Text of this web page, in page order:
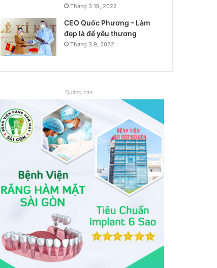
Tháng 3 19, 2022
CEO Quốc Phương – Làm
đẹp là để yêu thương
Tháng 3 9, 2022
Quảng cáo